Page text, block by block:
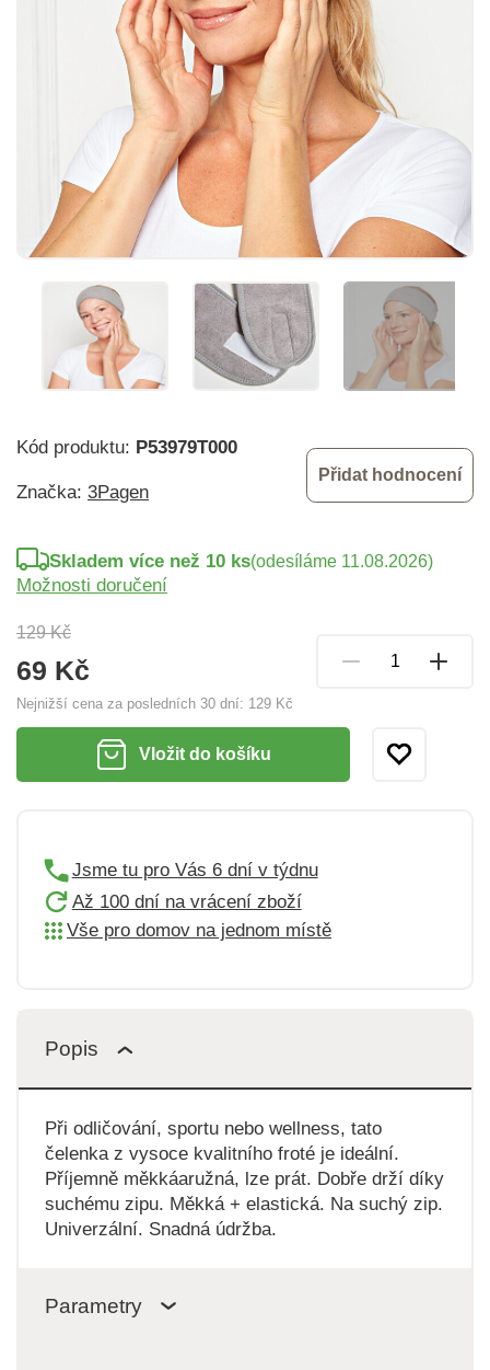
Kód produktu: P53979T000
Značka: 3Pagen
Přidat hodnocení
129 Kč
69 Kč
Nejnižší cena za posledních 30 dní: 129 Kč
Skladem více než 10 ks(odesíláme 11.08.2026)
Možnosti doručení
Vložit do košíku
Jsme tu pro Vás 6 dní v týdnu
Až 100 dní na vrácení zboží
Vše pro domov na jednom místě
Popis
Při odličování, sportu nebo wellness, tato
čelenka z vysoce kvalitního froté je ideální.
Příjemně měkkáaružná, lze prát. Dobře drží díky
suchému zipu. Měkká + elastická. Na suchý zip.
Univerzální. Snadná údržba.
Parametry